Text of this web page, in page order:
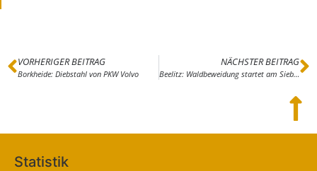
VORHERIGER BEITRAG
Borkheide: Diebstahl von PKW Volvo
NÄCHSTER BEITRAG
Beelitz: Waldbeweidung startet am Siebenbrüderweg
Statistik